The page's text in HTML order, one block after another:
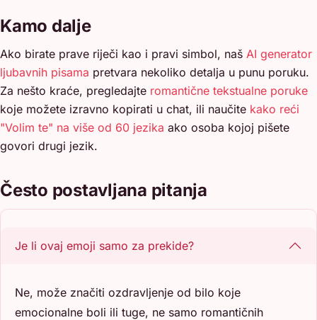
Kamo dalje
Ako birate prave riječi kao i pravi simbol, naš AI generator
ljubavnih pisama pretvara nekoliko detalja u punu poruku.
Za nešto kraće, pregledajte romantične tekstualne poruke
koje možete izravno kopirati u chat, ili naučite kako reći
"Volim te" na više od 60 jezika ako osoba kojoj pišete
govori drugi jezik.
Često postavljana pitanja
Je li ovaj emoji samo za prekide?
Ne, može značiti ozdravljenje od bilo koje
emocionalne boli ili tuge, ne samo romantičnih